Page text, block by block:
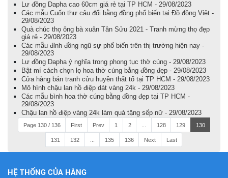
Lư đồng Dapha cao 60cm giá rẻ tại TP HCM - 29/08/2023
Các mẫu Cuốn thư câu đối bằng đồng phổ biến tại Đồ đồng Việt -
29/08/2023
Quà chúc thọ ông bà xuân Tân Sửu 2021 - Tranh mừng thọ đẹp
giá rẻ - 29/08/2023
Các mẫu đỉnh đồng ngũ sự phổ biến trên thị trường hiện nay -
29/08/2023
Lư đồng Dapha ý nghĩa trong phong tục thờ cúng - 29/08/2023
Bật mí cách chọn lọ hoa thờ cúng bằng đồng đẹp - 29/08/2023
Cửa hàng bán tranh cửu huyền thất tổ tại TP HCM - 29/08/2023
Mô hình chậu lan hồ điệp dát vàng 24k - 29/08/2023
Các mẫu bình hoa thờ cúng bằng đồng đẹp tại TP HCM -
29/08/2023
Chậu lan hồ điệp vàng 24k làm quà tặng sếp nữ - 29/08/2023
Page 130 / 136 First Prev 1 2 128 129 130
131 132 135 136 Next Last
HỆ THỐNG CỦA HÀNG